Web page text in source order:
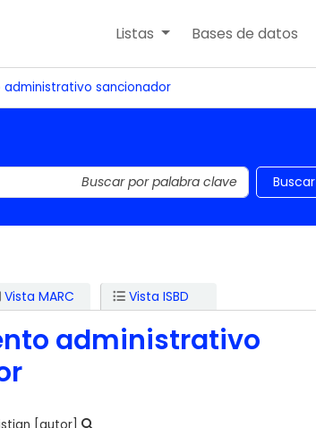
Listas Bases de datos
administrativo sancionador
por palabra clave Buscar
Vista MARC Vista ISBD
administrativo